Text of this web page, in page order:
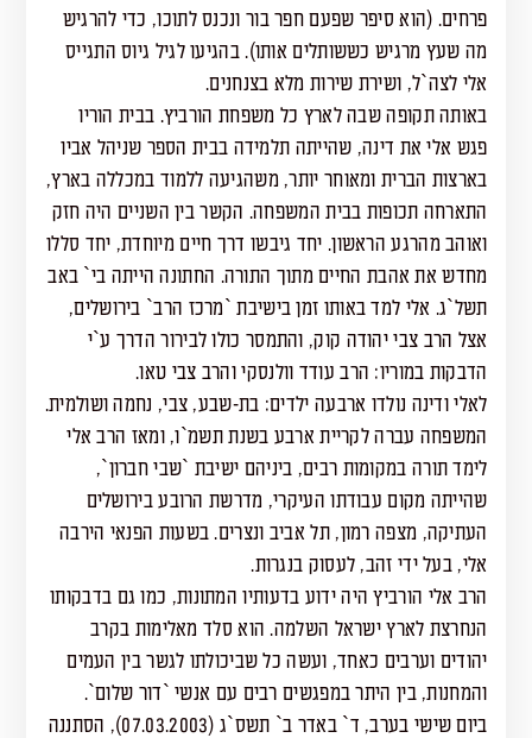
פרחים. (הוא סיפר שפעם חפר בור ונכנס לתוכו, כדי להרגיש
מה שעץ מרגיש כששותלים אותו). בהגיעו לגיל גיוס התגייס
אלי לצה`ל, ושירת שירות מלא בצנחנים.
באותה תקופה שבה לארץ כל משפחת הורביץ. בבית הוריו
פגש אלי את דינה, שהייתה תלמידה בבית הספר שניהל אביו
בארצות הברית ומאוחר יותר, משהגיעה ללמוד במכללה בארץ,
התארחה תכופות בבית המשפחה. הקשר בין השניים היה חזק
ואוהב מהרגע הראשון. יחד גיבשו דרך חיים מיוחדת, יחד סללו
מחדש את אהבת החיים מתוך התורה. החתונה הייתה בי` באב
תשל`ג. אלי למד באותו זמן בישיבת `מרכז הרב` בירושלים,
אצל הרב צבי יהודה קוק, והתמסר כולו לבירור הדרך ע`י
הדבקות במוריו: הרב עודד וולנסקי והרב צבי טאו.
לאלי ודינה נולדו ארבעה ילדים: בת-שבע, צבי, נחמה ושולמית.
המשפחה עברה לקריית ארבע בשנת תשמ`ו, ומאז הרב אלי
לימד תורה במקומות רבים, ביניהם ישיבת `שבי חברון`,
שהייתה מקום עבודתו העיקרי, מדרשת הרובע בירושלים
העתיקה, מצפה רמון, תל אביב ונצרים. בשעות הפנאי הירבה
אלי, בעל ידי זהב, לעסוק בנגרות.
הרב אלי הורביץ היה ידוע בדעותיו המתונות, כמו גם בדבקותו
הנחרצת לארץ ישראל השלמה. הוא סלד מאלימות בקרב
יהודים וערבים כאחד, ועשה כל שביכולתו לגשר בין העמים
והמחנות, בין היתר במפגשים רבים עם אנשי `דור שלום`.
ביום שישי בערב, ד` באדר ב` תשס`ג (07.03.2003), הסתננה